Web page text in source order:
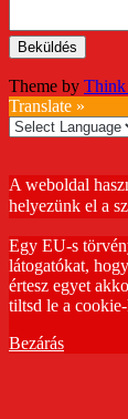
Theme by Think
Translate »
A weboldal
helyezünk el a
Egy EU-s
látogatókat,
értesz egyet
tiltsd le a
Bezárás